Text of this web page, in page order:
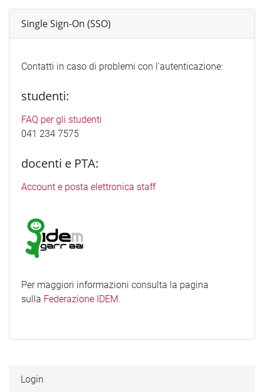
Single Sign-On (SSO)
Contatti in caso di problemi con l'autenticazione:
studenti:
FAQ per gli studenti
041 234 7575
docenti e PTA:
Account e posta elettronica staff
Per maggiori informazioni consulta la pagina
sulla Federazione IDEM.
Login